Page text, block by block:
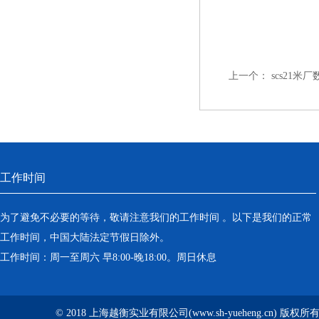
上一个： scs21米厂
工作时间
为了避免不必要的等待，敬请注意我们的工作时间 。以下是我们的正常
工作时间，中国大陆法定节假日除外。
工作时间：周一至周六 早8:00-晚18:00。周日休息
© 2018 上海越衡实业有限公司(www.sh-yueheng.cn) 版权所